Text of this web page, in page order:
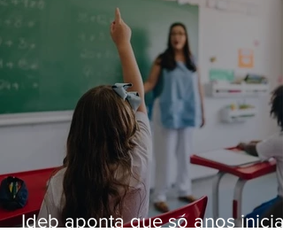
Ideb aponta que só anos